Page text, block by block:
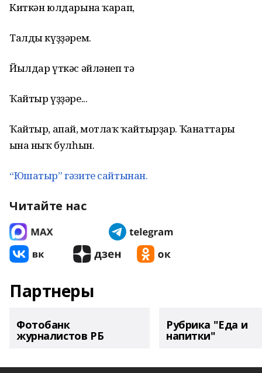
Киткән юлдарына ҡарап,
Талды күҙҙәрем.
Йылдар үткәс әйләнеп тә
Ҡайтыр үҙҙәре...
Ҡайтыр, апай, мотлаҡ ҡайтырҙар. Ҡанаттары
ғына ныҡ булһын.
“Юшатыр” гәзите сайтынан.
Читайте нас
Партнеры
Фотобанк
журналистов РБ
Рубрика "Еда и
напитки"